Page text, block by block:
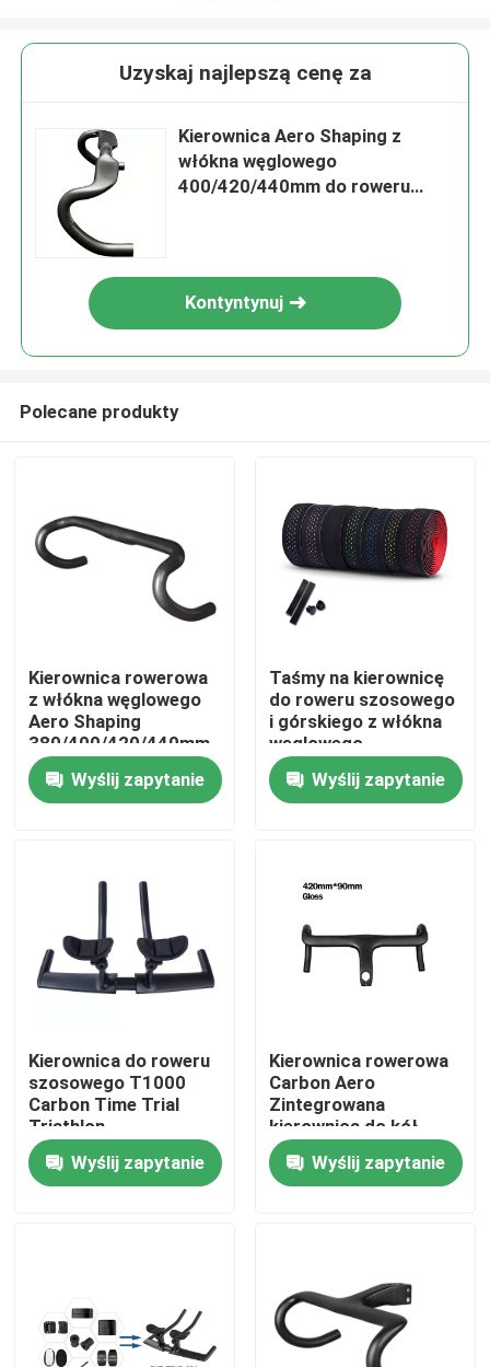
Do domu
Produkty
Wycieczka po fabryce
Skontaktuj się z nami
Poproś o wycenę
Karbonowa rama roweru górskiego
Uzyskaj najlepszą cenę za
Kierownica Aero Shaping z
włókna węglowego
400/420/440mm do roweru
Kontyntynuj
Polecane produkty
Kierownica rowerowa
z włókna węglowego
Aero Shaping
380/400/420/440mm
Drop Bar
Wyślij zapytanie
Taśmy na kierownicę
do roweru szosowego
i górskiego z włókna
węglowego
Wypaczone uchwyty
kierownicyWyślij zapytanie
Kierownica do roweru
szosowego T1000
Carbon Time Trial
Triathlon
zintegrowana
kierownica Mtb
Wyślij zapytanie
Kierownica rowerowa
Carbon Aero
Zintegrowana
kierownica do kół
rowerowych 700c
Wyślij zapytanie